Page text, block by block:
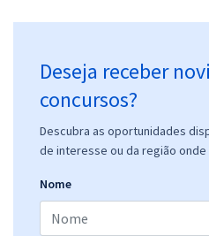
Deseja receber
concursos?
Descubra as oportunidades
de interesse ou da região onde
Nome